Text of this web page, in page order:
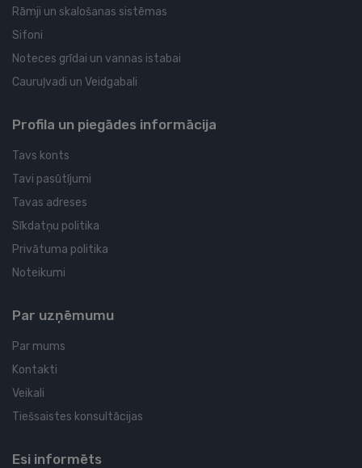
Rāmji un skalošanas sistēmas
Sifoni
Noteces grīdai un vannas istabai
Cauruļvadi un Veidgabali
Profila un piegādes informācija
Tavs konts
Tavi pasūtījumi
Tavas adreses
Sīkdatņu politika
Privātuma politika
Noteikumi
Par uzņēmumu
Par mums
Kontakti
Veikali
Tiešsaistes konsultācijas
Esi informēts